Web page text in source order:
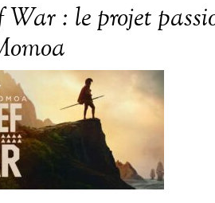
War : le projet